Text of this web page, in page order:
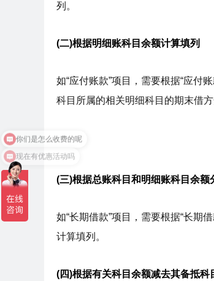
列。
(二)根据明细账科目余额计算填列
如“应付账款”项目，需要根据“应付
科目所属的相关明细科目的期末借方
(三)根据总账科目和明细账科目余额
如“长期借款”项目，需要根据“长期
计算填列。
(四)根据有关科目余额减去其备抵科